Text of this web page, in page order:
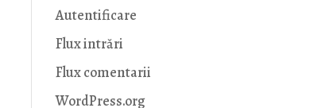
Autentificare
Flux intrări
Flux comentarii
WordPress.org